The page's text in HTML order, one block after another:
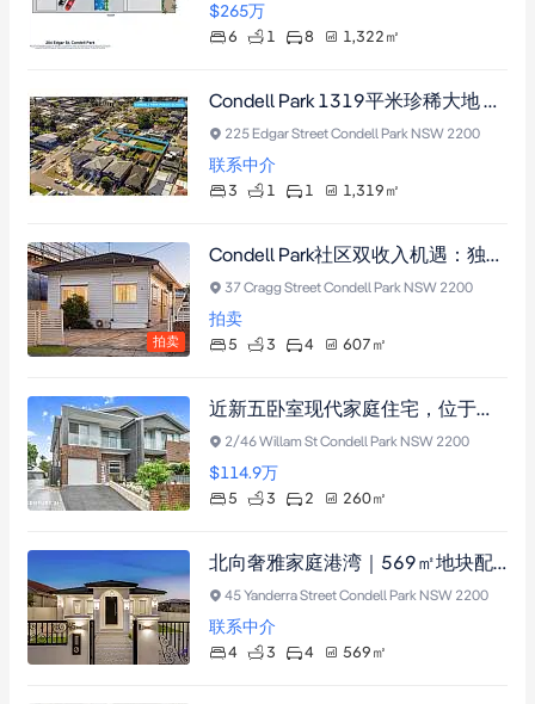
$265万
6 1 8 1,322 ㎡
Condell Park 1319平米珍稀大地 18.4米临街面 双砖三卧住宅 开发潜力巨大
225 Edgar Street Condell Park NSW 2200
联系中介
3 1 1 1,319 ㎡
拍卖
Condell Park社区双收入机遇：独立住宅配姻亲房，宁静便利之地
37 Cragg Street Condell Park NSW 2200
拍卖
5 3 4 607 ㎡
近新五卧室现代家庭住宅，位于黄金地段
2/46 Willam St Condell Park NSW 2200
$114.9万
5 3 2 260㎡
北向奢雅家庭港湾｜569㎡地块配恒温泳池与挑高客厅
45 Yanderra Street Condell Park NSW 2200
联系中介
4 3 4 569 ㎡